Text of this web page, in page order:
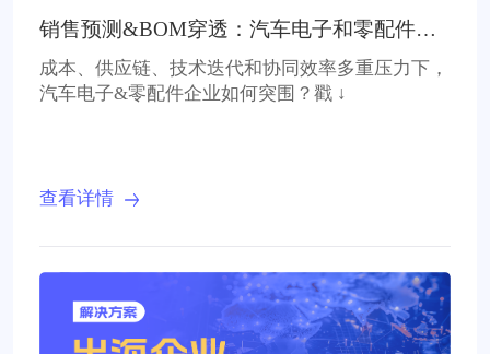
销售预测&BOM穿透：汽车电子和零配件企
业预算升级
成本、供应链、技术迭代和协同效率多重压力下，
汽车电子&零配件企业如何突围？戳 ↓
查看详情